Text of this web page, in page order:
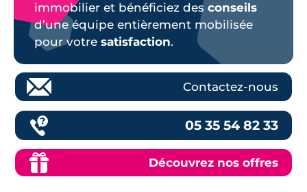
immobilier et bénéficiez des conseils
d’une équipe entièrement mobilisée
pour votre satisfaction.
Contactez-nous
05 35 54 82 33
Découvrez nos offres